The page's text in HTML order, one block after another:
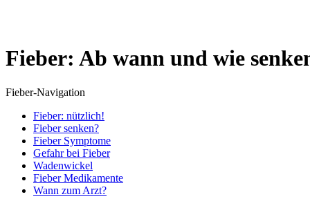
Fieber: Ab wann und wie
Fieber-Navigation
Fieber: nützlich!
Fieber senken?
Fieber Symptome
Gefahr bei Fieber
Wadenwickel
Fieber Medikamente
Wann zum Arzt?